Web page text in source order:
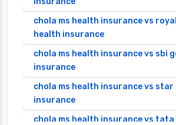
chola ms health insurance vs
health insurance
chola ms health insurance vs sbi
insurance
chola ms health insurance vs star
insurance
chola ms health insurance vs